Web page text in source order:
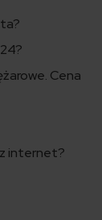
Cena
internet?